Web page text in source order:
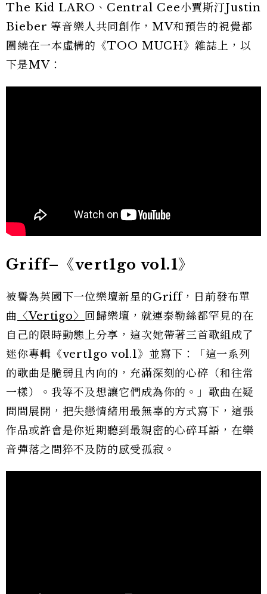
The Kid LARO、Central Cee小賈斯汀Justin
Bieber 等音樂人共同創作，MV和預告的視覺都
圍繞在一本虛構的《TOO MUCH》雜誌上，以
下是MV：
Griff–《vert1go vol.1》
被譽為英國下一位樂壇新星的Griff，日前發布單
曲 〈Vertigo〉 回歸樂壇，就連泰勒絲都罕見的在
自己的限時動態上分享，這次她帶著三首歌組成了
迷你專輯《vert1go vol.1》並寫下：「這一系列
的歌曲是脆弱且內向的，充滿深刻的心碎（和往常
一樣）。我等不及想讓它們成為你的。」歌曲在疑
問間展開，把失戀情緒用最無辜的方式寫下，這張
作品或許會是你近期聽到最親密的心碎耳語，在樂
音彈落之間猝不及防的感受孤寂。